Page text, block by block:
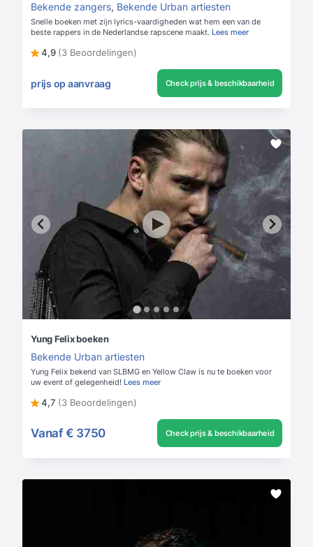
Bekende zangers, Bekende Urban artiesten
Snelle boeken met zijn lyrics-vaardigheden wat hem een van de
beste rappers in de Nederlandse rapscene maakt. Lees meer
4,9 (3 Beoordelingen)
prijs op aanvraag Check prijs & beschikbaarheid
Yung Felix boeken
Bekende Urban artiesten
Yung Felix bekend van SLBMG en Yellow Claw is nu te boeken voor
uw event of gelegenheid! Lees meer
4,7 (3 Beoordelingen)
Vanaf € 3750 Check prijs & beschikbaarheid